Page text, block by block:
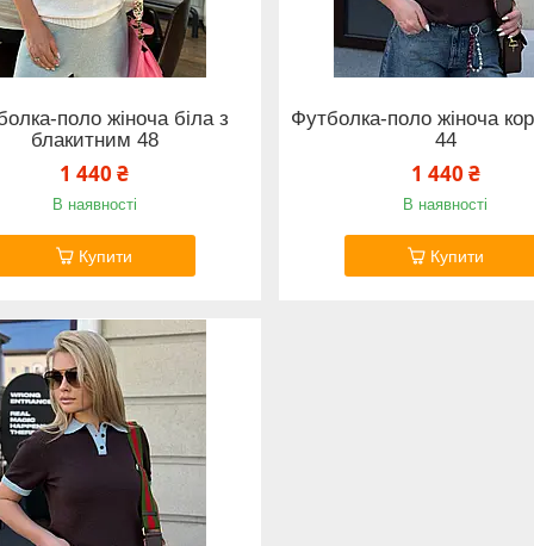
поло жіноча біла з
блакитним 48
1 440 ₴
В наявності
Купити
Футболка-поло жіноча
44
1 440 ₴
В наявності
Купити